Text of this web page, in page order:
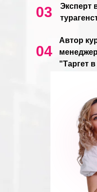
03
Эксперт
04
Автор
"Таргет